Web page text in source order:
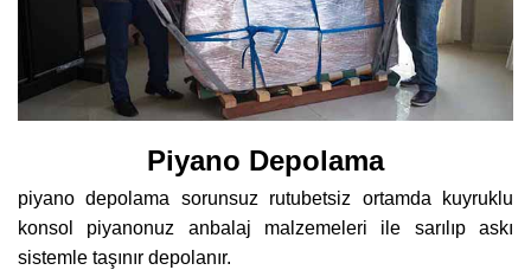
Piyano Depolama
piyano depolama sorunsuz rutubetsiz ortamda kuyruklu
konsol piyanonuz anbalaj malzemeleri ile sarılıp askı
sistemle taşınır depolanır.